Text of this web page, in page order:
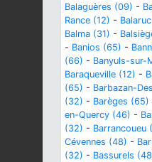
Balaguères (09) -
Rance (12) -
Balma (31) -
- Banios (65) -
(66) - Banyuls-sur-
Baraqueville (12) -
(65) - Barbazan-
(32) - Barèges (65)
en-Quercy (46) -
(32) - Barrancoueu
Cévennes (48) -
(32) - Bassurels